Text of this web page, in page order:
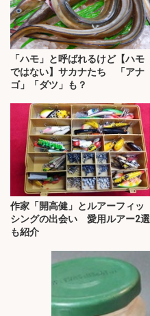
「ハモ」と呼ばれるけど【ハモ
ではない】サカナたち 「アナ
ゴ」「ダツ」も？
作家「開高健」とルアーフィッ
シングの出会い 愛用ルアー2選
も紹介